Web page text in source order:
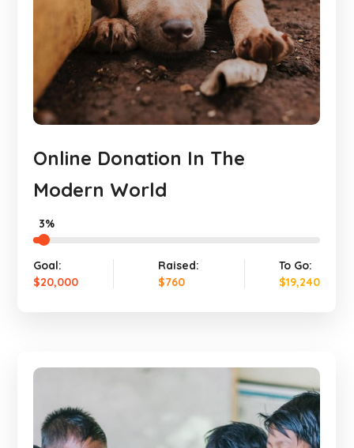
Online Donation In The
Modern World
3%
Goal:
$20,000
Raised:
$760
To Go:
$19,240